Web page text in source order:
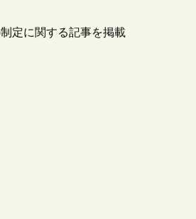
定に関する記事を掲載